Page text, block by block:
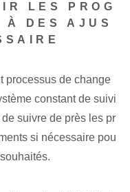
LES PROG
À DES AJUS
processus de change
constant de suivi
suivre de près les pr
si nécessaire pou